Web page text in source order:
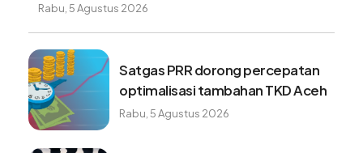
Rabu, 5 Agustus 2026
Satgas PRR dorong percepatan
optimalisasi tambahan TKD Aceh
Rabu, 5 Agustus 2026